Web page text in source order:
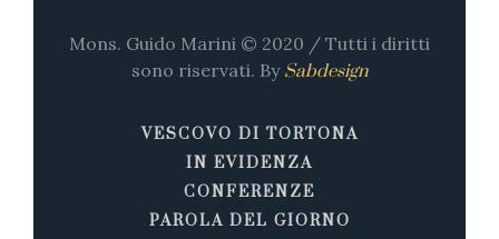
Mons. Guido Marini © 2020 / Tutti i diritti
sono riservati. By Sabdesign
VESCOVO DI TORTONA
IN EVIDENZA
CONFERENZE
PAROLA DEL GIORNO